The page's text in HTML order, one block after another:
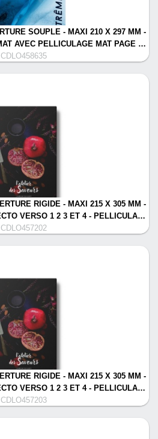
SOUPLE - MAXI 210 X 297 MM -
AVEC PELLICULAGE MAT PAGE …
CDLO458635
RIGIDE - MAXI 215 X 305 MM -
VERSO 1 2 3 ET 4 - PELLICULA…
CDLO457202
RIGIDE - MAXI 215 X 305 MM -
VERSO 1 2 3 ET 4 - PELLICULA…
CDLO457203